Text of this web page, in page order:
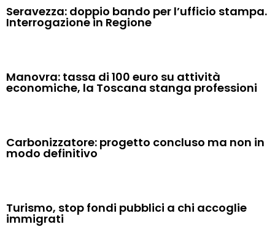
Seravezza: doppio bando per l’ufficio stampa.
Interrogazione in Regione
Manovra: tassa di 100 euro su attività
economiche, la Toscana stanga professioni
Carbonizzatore: progetto concluso ma non in
modo definitivo
Turismo, stop fondi pubblici a chi accoglie
immigrati